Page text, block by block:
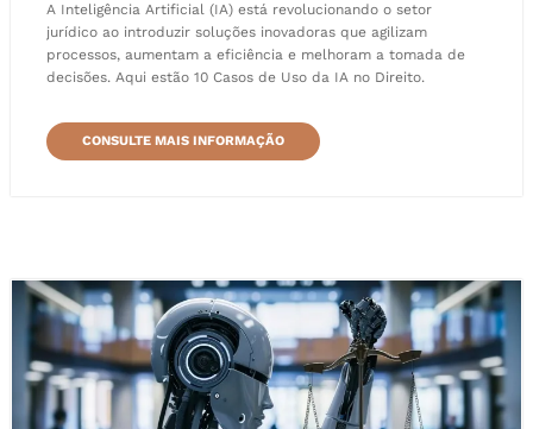
A Inteligência Artificial (IA) está revolucionando o setor
jurídico ao introduzir soluções inovadoras que agilizam
processos, aumentam a eficiência e melhoram a tomada de
decisões. Aqui estão 10 Casos de Uso da IA no Direito.
CONSULTE MAIS INFORMAÇÃO